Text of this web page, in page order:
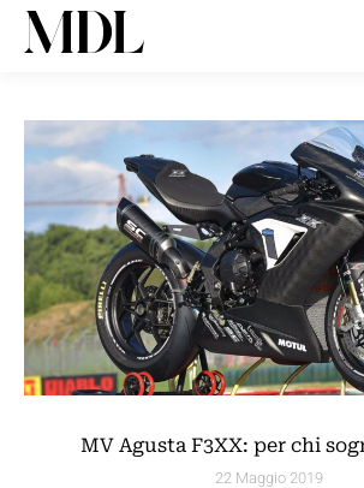
MV Agusta F3XX: per chi
22 Maggio 2019